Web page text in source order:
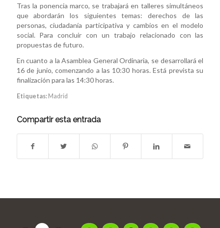
Tras la ponencia marco, se trabajará en talleres simultáneos
que abordarán los siguientes temas: derechos de las
personas, ciudadanía participativa y cambios en el modelo
social. Para concluir con un trabajo relacionado con las
propuestas de futuro.
En cuanto a la Asamblea General Ordinaria, se desarrollará el
16 de junio, comenzando a las 10:30 horas. Está prevista su
finalización para las 14:30 horas.
Etiquetas: Madrid
Compartir esta entrada